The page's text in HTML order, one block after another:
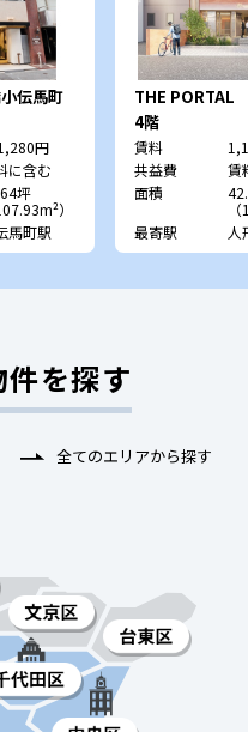
伝馬町
円
に含む
坪
）
馬町駅
THE PORTAL
Ningyocho （
本橋ビル）
4階
賃料
共益費
賃
面積
最寄駅
人
を探す
全てのエリアから探す